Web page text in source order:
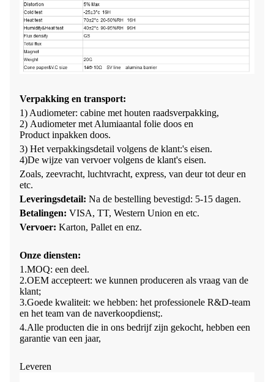
Verpakking en transport:
1) Audiometer: cabine met houten raadsverpakking,
2) Audiometer met Alumiaantal folie doos en
Product inpakken doos.
3) Het verpakkingsdetail volgens de klant:'s eisen.
4)De wijze van vervoer volgens de klant's eisen.
Zoals, zeevracht, luchtvracht, express, van deur tot deur en
etc.
Leveringsdetail: Na de bestelling bevestigd: 5-15 dagen.
Betalingen: VISA, TT, Western Union en etc.
Vervoer: Karton, Pallet en enz.
Onze diensten:
1.MOQ: een deel.
2.OEM accepteert: we kunnen produceren als vraag van de
klant;
3.Goede kwaliteit: we hebben: het professionele R&D-team
en het team van de naverkoopdienst;.
4.Alle producten die in ons bedrijf zijn gekocht, hebben een
garantie van een jaar,
Leveren